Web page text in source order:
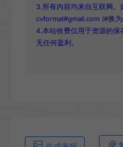
3.所有内容均来自互联网。
cvformat#gmail.com (#换为
4.本站收费仅用于资源的保
无任何盈利。